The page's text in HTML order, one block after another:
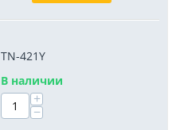
TN-421Y
В наличии
+
−